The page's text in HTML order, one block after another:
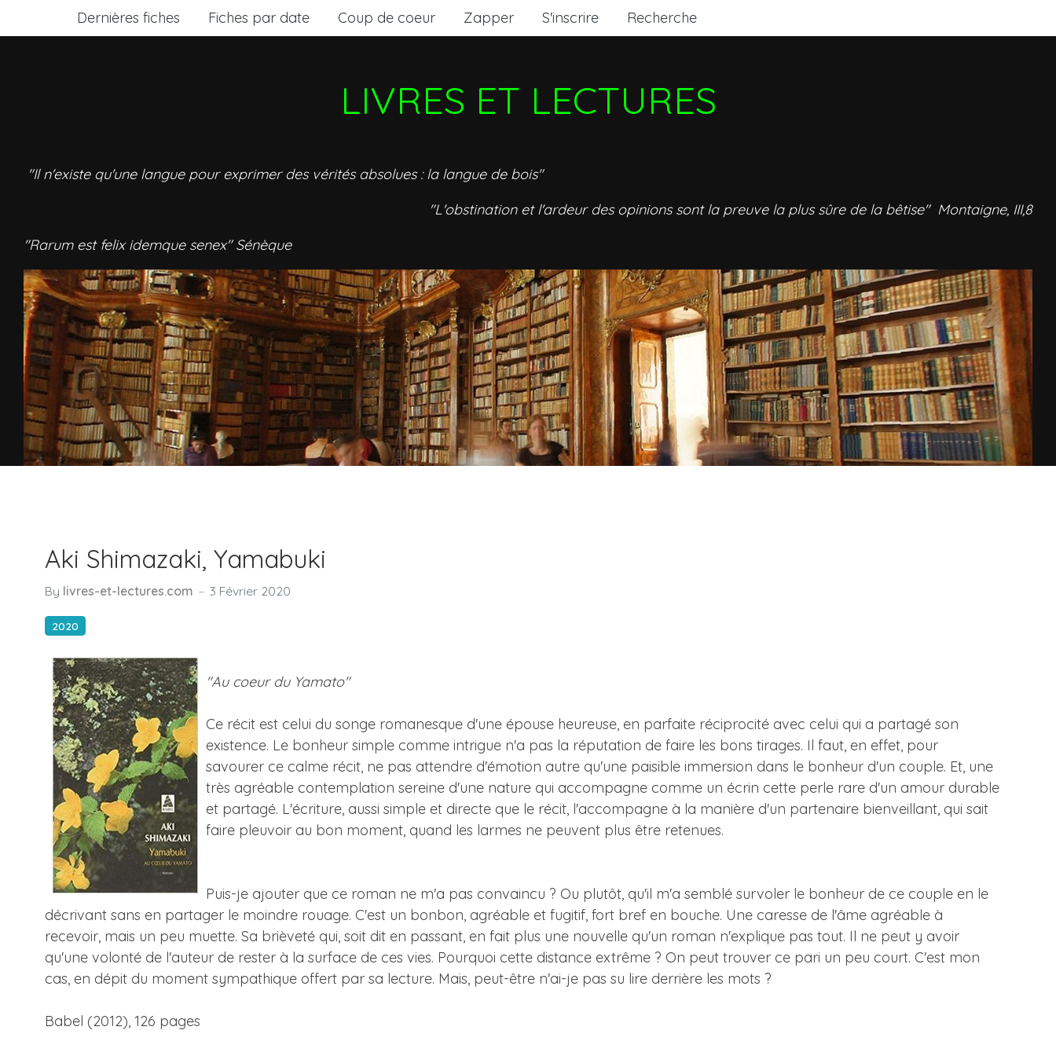
Dernières fiches Fiches par date Coup de coeur Zapper S'inscrire Recherche
LIVRES ET LECTURES
"Il n'existe qu'une langue pour exprimer des vérités absolues : la langue de bois"
"L'obstination et l'ardeur des opinions sont la preuve la plus sûre de la bêtise" Montaigne, III,8
"Rarum est felix idemque senex" Sénèque
Aki Shimazaki, Yamabuki
By livres-et-lectures.com 3 Février 2020
2020
"Au coeur du Yamato"
Ce récit est celui du songe romanesque d'une épouse heureuse, en parfaite réciprocité avec celui qui a partagé son
existence. Le bonheur simple comme intrigue n'a pas la réputation de faire les bons tirages. Il faut, en effet, pour
savourer ce calme récit, ne pas attendre d'émotion autre qu'une paisible immersion dans le bonheur d'un couple. Et, une
très agréable contemplation sereine d'une nature qui accompagne comme un écrin cette perle rare d'un amour durable
et partagé. L'écriture, aussi simple et directe que le récit, l'accompagne à la manière d'un partenaire bienveillant, qui sait
faire pleuvoir au bon moment, quand les larmes ne peuvent plus être retenues.
Puis-je ajouter que ce roman ne m'a pas convaincu ? Ou plutôt, qu'il m'a semblé survoler le bonheur de ce couple en le
décrivant sans en partager le moindre rouage. C'est un bonbon, agréable et fugitif, fort bref en bouche. Une caresse de l'âme agréable à
recevoir, mais un peu muette. Sa brièveté qui, soit dit en passant, en fait plus une nouvelle qu'un roman n'explique pas tout. Il ne peut y avoir
qu'une volonté de l'auteur de rester à la surface de ces vies. Pourquoi cette distance extrême ? On peut trouver ce pari un peu court. C'est mon
cas, en dépit du moment sympathique offert par sa lecture. Mais, peut-être n'ai-je pas su lire derrière les mots ?
Babel (2012), 126 pages